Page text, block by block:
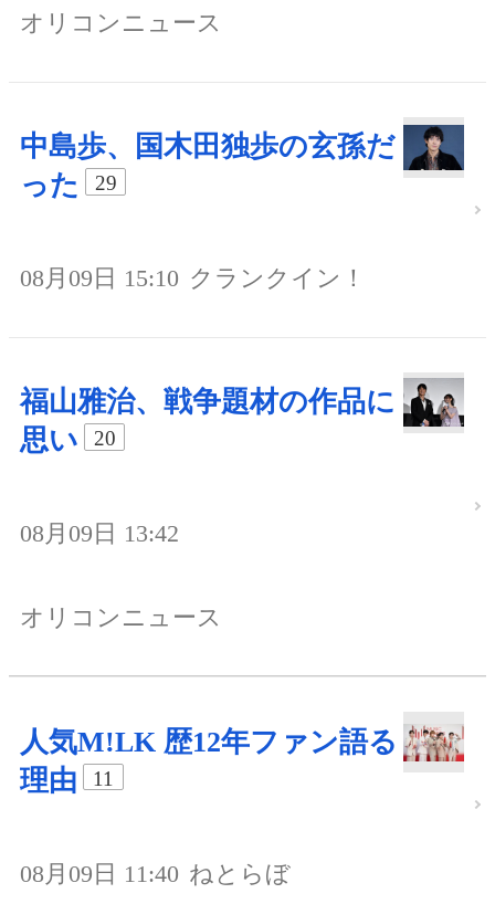
オリコンニュース
中島歩、国木田独歩の玄孫だ
った
29
08月09日 15:10 クランクイン！
福山雅治、戦争題材の作品に
思い
20
08月09日 13:42
オリコンニュース
人気M!LK 歴12年ファン語る
理由
11
08月09日 11:40 ねとらぼ